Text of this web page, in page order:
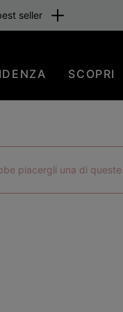
a 80 €. Iscriviti
SCOPRI
piacergli una di queste